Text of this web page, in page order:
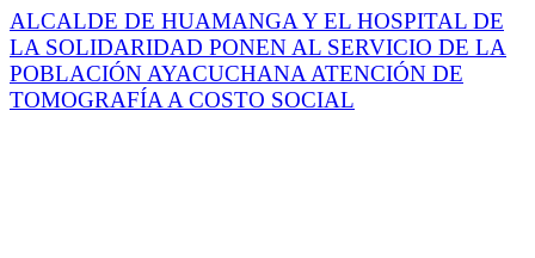
ALCALDE DE HUAMANGA Y EL HOSPITAL DE
LA SOLIDARIDAD PONEN AL SERVICIO DE LA
POBLACIÓN AYACUCHANA ATENCIÓN DE
TOMOGRAFÍA A COSTO SOCIAL